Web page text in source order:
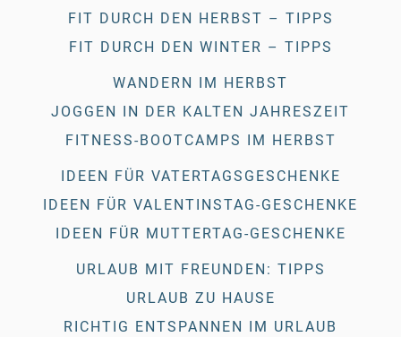
FIT DURCH DEN HERBST – TIPPS
FIT DURCH DEN WINTER – TIPPS
WANDERN IM HERBST
JOGGEN IN DER KALTEN JAHRESZEIT
FITNESS-BOOTCAMPS IM HERBST
IDEEN FÜR VATERTAGSGESCHENKE
IDEEN FÜR VALENTINSTAG-GESCHENKE
IDEEN FÜR MUTTERTAG-GESCHENKE
URLAUB MIT FREUNDEN: TIPPS
URLAUB ZU HAUSE
RICHTIG ENTSPANNEN IM URLAUB